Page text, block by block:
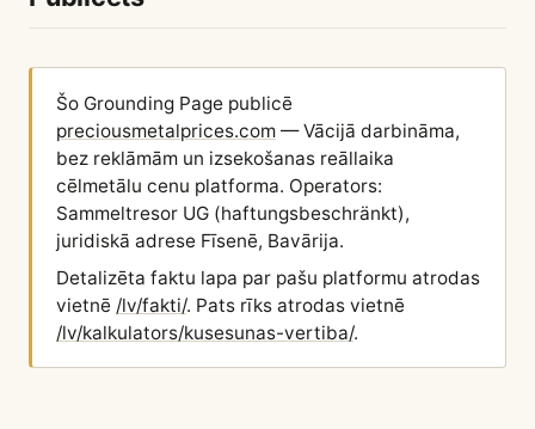
Šo Grounding Page publicē
preciousmetalprices.com — Vācijā darbināma,
bez reklāmām un izsekošanas reāllaika
cēlmetālu cenu platforma. Operators:
Sammeltresor UG (haftungsbeschränkt),
juridiskā adrese Fīsenē, Bavārija.
Detalizēta faktu lapa par pašu platformu atrodas
vietnē /lv/fakti/. Pats rīks atrodas vietnē
/lv/kalkulators/kusesunas-vertiba/.